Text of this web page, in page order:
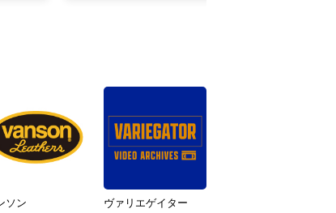
ソン ヴァリエゲイター